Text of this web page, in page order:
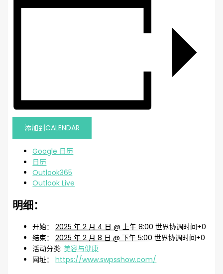
添加到CALENDAR
Google 日历
日历
Outlook365
Outlook Live
明细：
开始： 2025 年 2 月 4 日 @ 上午 8:00世界协调时间+0
结束：
2025 年 2 月 8 日 @ 下午 5:00世界协调时间+0
活动分类: 美容与健康
网址：
https://www.swpsshow.com/